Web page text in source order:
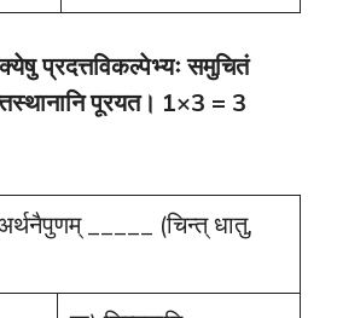
प्रदत्तविकल्पेभ्यः समुचितं
पूरयत। 1×3 = 3
_____ (चिन्त् धातु,